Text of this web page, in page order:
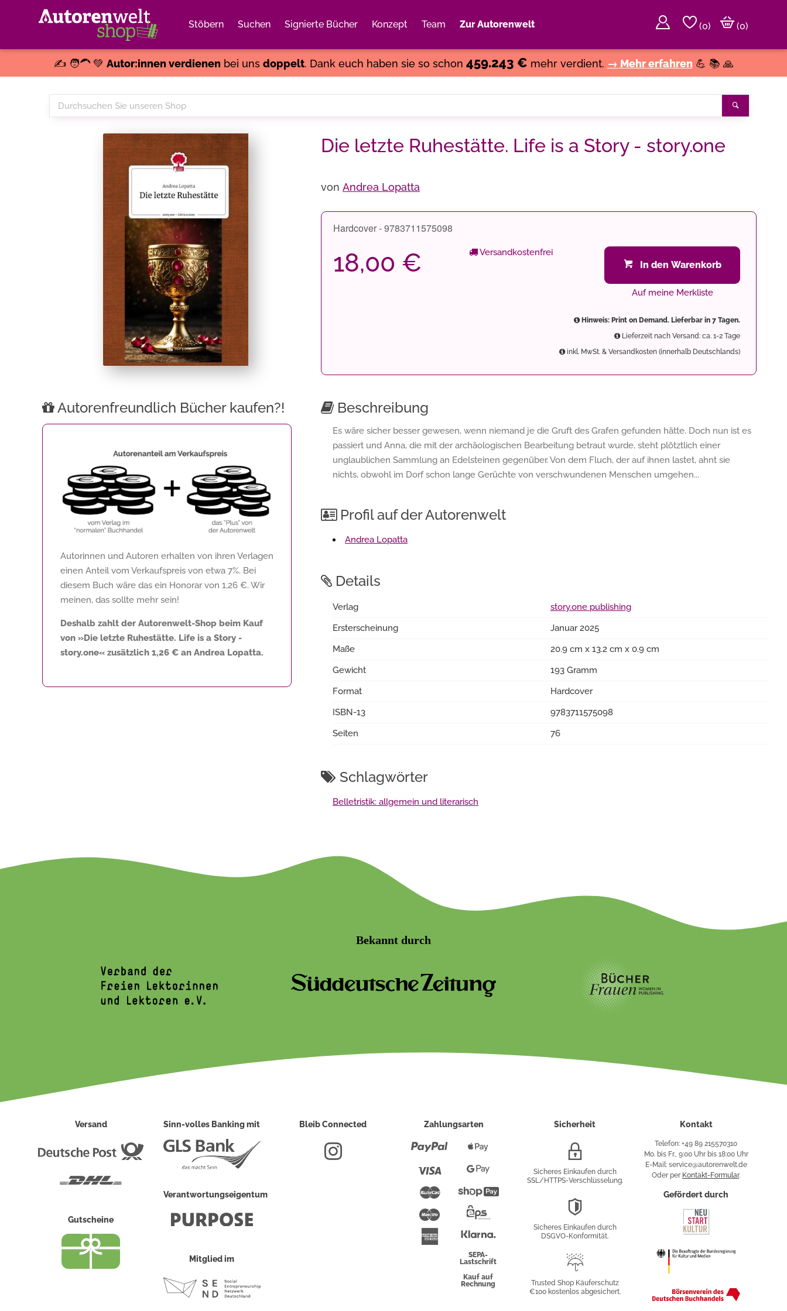
Stöbern Suchen Signierte Bücher Konzept Team Zur Autorenwelt (0)
(0)
✍️ 🧑‍🦱 💚 Autor:innen verdienenbei uns doppelt. Dank euch haben sie so schon 459.243 € mehr verdient. → Mehr erfahren 💪 📚 🙏
Durchsuchen
Sie
Die letzte Ruhestätte. Life is a Story - story.one
von Andrea Lopatta
Hardcover - 9783711575098
18,00 € Versandkostenfrei
In den Warenkorb
Auf meine Merkliste
Hinweis: Print on Demand. Lieferbar in 7 Tagen.
Lieferzeit nach Versand: ca. 1-2 Tage
inkl. MwSt. & Versandkosten (innerhalb Deutschlands)
Autorenfreundlich Bücher kaufen?!
Autorinnen und Autoren erhalten von ihren Verlagen
einen Anteil vom Verkaufspreis von etwa 7%. Bei
diesem Buch wäre das ein Honorar von 1,26 €. Wir
meinen, das sollte mehr sein!
Deshalb zahlt der Autorenwelt-Shop beim Kauf
von »Die letzte Ruhestätte. Life is a Story -
story.one« zusätzlich 1,26 € an Andrea Lopatta.
Beschreibung
Es wäre sicher besser gewesen, wenn niemand je die Gruft des Grafen gefunden hätte. Doch nun ist es
passiert und Anna, die mit der archäologischen Bearbeitung betraut wurde, steht plötztlich einer
unglaublichen Sammlung an Edelsteinen gegenüber. Von dem Fluch, der auf ihnen lastet, ahnt sie
nichts, obwohl im Dorf schon lange Gerüchte von verschwundenen Menschen umgehen...
Profil auf der Autorenwelt
Andrea Lopatta
Details
Verlag
story.one publishing
Ersterscheinung
Januar 2025
Maße
20.9 cm x 13.2 cm x 0.9 cm
Gewicht
193 Gramm
Format
Hardcover
ISBN-13
9783711575098
Seiten
76
Schlagwörter
Belletristik: allgemein und literarisch
Bekannt durch
Versand
Deutsche
Gutscheine
Sinn-volles Banking mit
Verantwortungseigentum
Mitglied im
Bleib Connected Zahlungsarten
Paypal
Mastercard
Maestro
American
Express
Pay
PayShopify
Überweisung
SEPA-
Lastschrift
Kauf auf
Rechnung
Sicherheit
Verschlüsselung
Sicheres Einkaufen durch
SSL/HTTPS-Verschlüsselung.
Sicheres Einkaufen durch
DSGVO-Konformität.
Käuferschutz
Trusted Shop Käuferschutz
€100 kostenlos abgesichert.
Kontakt
Telefon: +49 89 215570310
Mo. bis Fr., 9:00 Uhr bis 18:00 Uhr
E-Mail: service@autorenwelt.de
Oder per Kontakt-Formular.
Gefördert durch